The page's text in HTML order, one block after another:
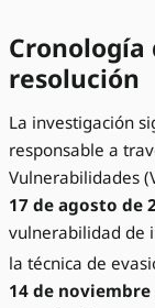
Cronología
resolución
La investigación
responsable a
Vulnerabilidades
17 de agosto de
vulnerabilidad de
la técnica de
14 de noviembre